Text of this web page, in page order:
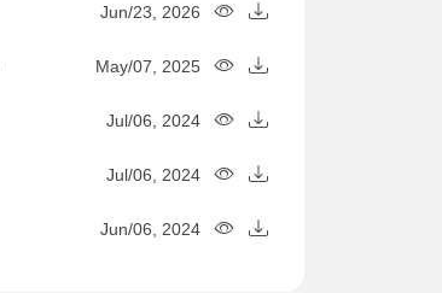
Jun/23, 2026
May/07, 2025
Jul/06, 2024
Jul/06, 2024
Jun/06, 2024